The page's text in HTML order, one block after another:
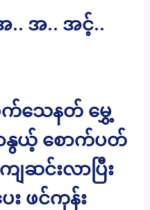
.. အ.. အင့်..
သေနတ် မွှေ့
ယ့် စောက်ပတ်
ျဆင်းလာပြီး
း ဖင်ကုန်း